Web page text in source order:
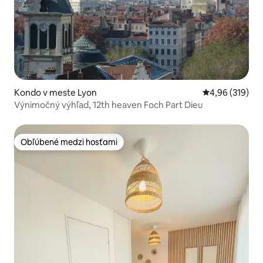
Kondo v meste Lyon Priemerné
4,96 (319)
Výnimočný výhľad, 12th heaven Foch Part Dieu
Obľúbené medzi hosťami
Obľúbené medzi hosťami